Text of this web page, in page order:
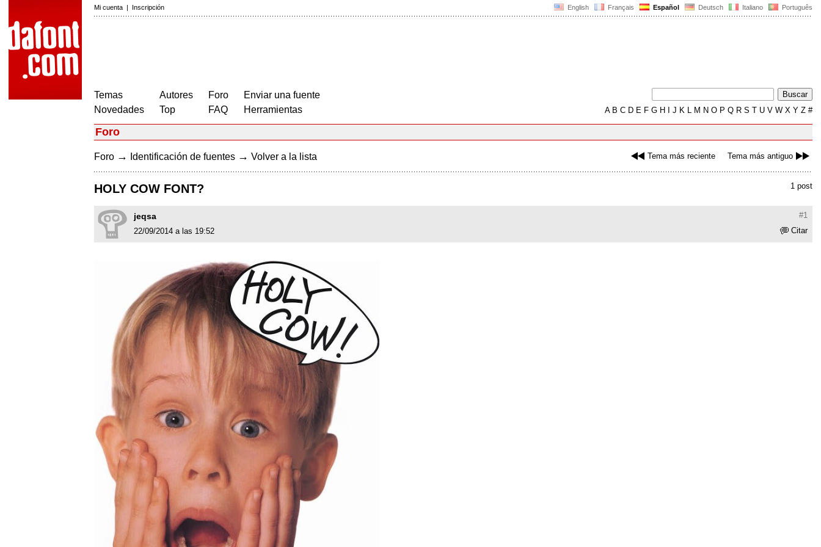
English Français Español Deutsch Italiano Português
Mi cuenta | Inscripción
Temas
Novedades
Autores
Top
Foro
FAQ
Enviar una fuente
Herramientas
AB C D E F G H J K L M N O P Q R S T U V W X Y Z #
Foro
Tema más reciente Tema más antiguo
Foro → Identificación de fuentes → Volver a la lista
1 post
HOLY COW FONT?
#1
jeqsa
Citar
22/09/2014 a las 19:52